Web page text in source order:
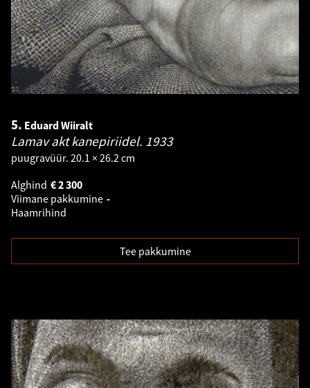
5. Eduard Wiiralt
Lamav akt kanepiriidel. 1933
puugravüür. 20.1 × 26.2 cm
Alghind
2 300
€
Viimane pakkumine -
Haamrihind
Tee pakkumine